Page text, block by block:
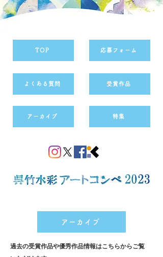
TOP 応募フォーム
よくある質問
アーカイブ
受賞作品
特集
アーカイブ
過去の受賞作品や優秀作品情報はこちらからご覧